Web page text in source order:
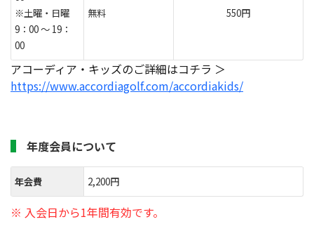
※土曜・日曜
9：00 ～ 19：
00
無料 550円
アコーディア・キッズのご詳細はコチラ ＞
https://www.accordiagolf.com/accordiakids/
年度会員について
年会費 2,200円
※ 入会日から1年間有効です。